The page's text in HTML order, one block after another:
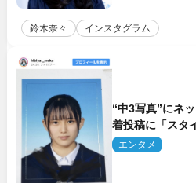
鈴木奈々 インスタグラム
“中3写真”にネ
着投稿に「スタ
絶賛の声
エンタメ